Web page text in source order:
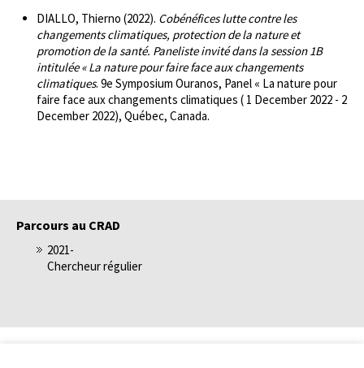
DIALLO, Thierno (2022). Cobénéfices lutte contre les
changements climatiques, protection de la nature et
promotion de la santé. Paneliste invité dans la session 1B
intitulée « La nature pour faire face aux changements
climatiques. 9e Symposium Ouranos, Panel « La nature pour
faire face aux changements climatiques ( 1 December 2022 - 2
December 2022), Québec, Canada.
Parcours au CRAD
2021-
Chercheur régulier